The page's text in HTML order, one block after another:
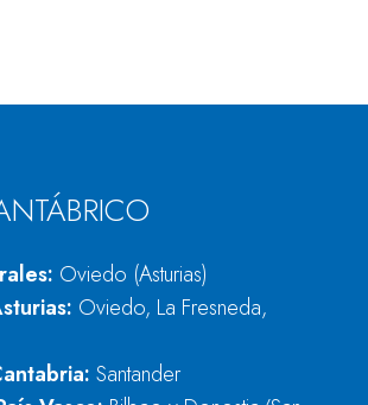
Oviedo (Asturias)
Oviedo, La Fresneda,
Santander